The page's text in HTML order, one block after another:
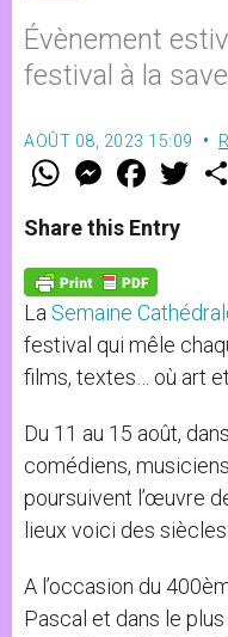
Évènement
festival à la
AOÛT 08, 2023 15:09
W
t
s
p
p
M
e
s
e
g
e
r
F
a
e
b
o
k
w
Share this Entry
La Semaine
festival qui mêle
films, textes… où art
Du 11 au 15 août,
comédiens,
poursuivent l’œuvre
lieux voici des
A l’occasion du
Pascal et dans le